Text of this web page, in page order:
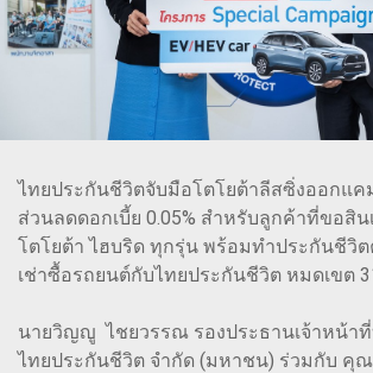
ไทยประกันชีวิตจับมือโตโยต้าลีสซิ่งออกแค
ส่วนลดดอกเบี้ย 0.05% สำหรับลูกค้าที่ขอสิ
โตโยต้า ไฮบริด ทุกรุ่น พร้อมทำประกันชีวิ
เช่าซื้อรถยนต์กับไทยประกันชีวิต หมดเขต
นายวิญญู ไชยวรรณ รองประธานเจ้าหน้า
ไทยประกันชีวิต จำกัด (มหาชน) ร่วมกับ คุ